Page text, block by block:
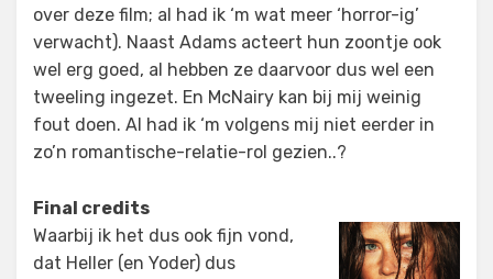
over deze film; al had ik ‘m wat meer ‘horror-ig’
verwacht). Naast Adams acteert hun zoontje ook
wel erg goed, al hebben ze daarvoor dus wel een
tweeling ingezet. En McNairy kan bij mij weinig
fout doen. Al had ik ‘m volgens mij niet eerder in
zo’n romantische-relatie-rol gezien..?
Final credits
Waarbij ik het dus ook fijn vond,
dat Heller (en Yoder) dus